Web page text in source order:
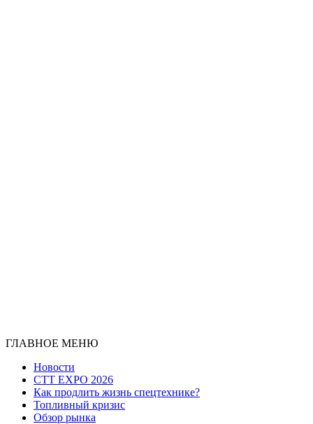
ГЛАВНОЕ МЕНЮ
Новости
CTT EXPO 2026
Как продлить жизнь спецтехнике?
Топливный кризис
Обзор рынка